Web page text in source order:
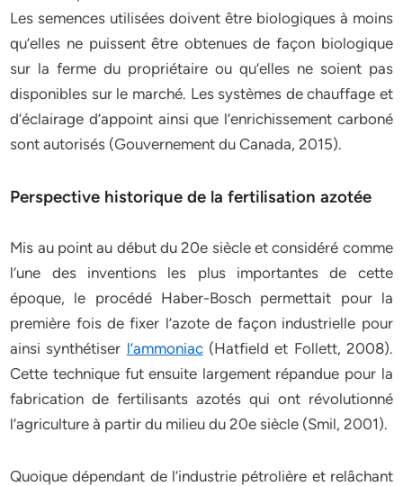
Les semences utilisées doivent être biologiques à moins
qu’elles ne puissent être obtenues de façon biologique
sur la ferme du propriétaire ou qu’elles ne soient pas
disponibles sur le marché. Les systèmes de chauffage et
d’éclairage d’appoint ainsi que l’enrichissement carboné
sont autorisés (Gouvernement du Canada, 2015).
Perspective historique de la fertilisation azotée
Mis au point au début du 20e siècle et considéré comme
l’une des inventions les plus importantes de cette
époque, le procédé Haber-Bosch permettait pour la
première fois de fixer l’azote de façon industrielle pour
ainsi synthétiser l’ammoniac(Hatfield et Follett, 2008).
Cette technique fut ensuite largement répandue pour la
fabrication de fertilisants azotés qui ont révolutionné
l’agriculture à partir du milieu du 20e siècle (Smil, 2001).
Quoique dépendant de l’industrie pétrolière et relâchant